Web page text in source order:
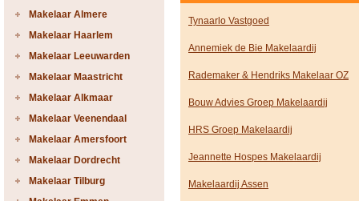
Makelaar Almere
Makelaar Haarlem
Makelaar Leeuwarden
Makelaar Maastricht
Makelaar Alkmaar
Makelaar Veenendaal
Makelaar Amersfoort
Makelaar Dordrecht
Makelaar Tilburg
Tynaarlo Vastgoed
Annemiek de Bie Makelaardij
Rademaker & Hendriks Makelaar OZ
Bouw Advies Groep Makelaardij
HRS Groep Makelaardij
Jeannette Hospes Makelaardij
Makelaardij Assen